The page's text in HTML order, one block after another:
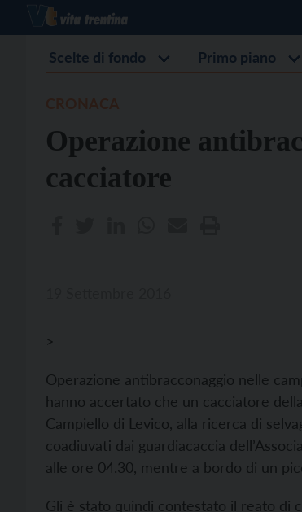
Scelte di fondo Primo piano
Operazione
cacciatore
>
Operazione antibracconaggio nelle
hanno accertato che un cacciatore
Campiello di Levico, alla ricerca di
coadiuvati dai guardiacaccia
alle ore 04.30, mentre a bordo di un
Gli è stato quindi contestato il reato di